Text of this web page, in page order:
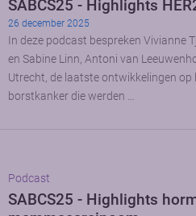
SABCS25 - Highlights
26 december 2025
In deze podcast bespreken Vivianne
en Sabine Linn, Antoni van
Utrecht, de laatste ontwikkelingen op
borstkanker die werden …
Podcast
SABCS25 - Highlights